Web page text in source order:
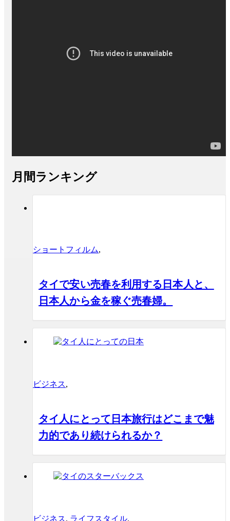
月間ランキング
ショートフィルム,
タイで安い売春を利用する日本人と、
日本人から金を稼ぐ売春婦。
ビジネス,
タイ人にとって日本旅行はどこまで魅
力的であり続けられるか？
ビジネス, ライフスタイル,